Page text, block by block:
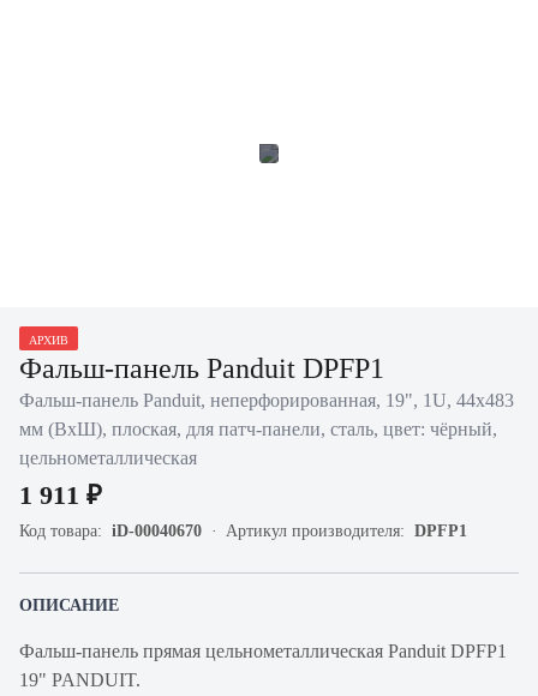
АРХИВ
Фальш-панель Panduit DPFP1
Фальш-панель Panduit, неперфорированная, 19", 1U, 44х483
мм (ВхШ), плоская, для патч-панели, сталь, цвет: чёрный,
цельнометаллическая
1 911 ₽
Код товара: iD-00040670 Артикул производителя: DPFP1
ОПИСАНИЕ
Фальш-панель прямая цельнометаллическая Panduit DPFP1
19" PANDUIT.